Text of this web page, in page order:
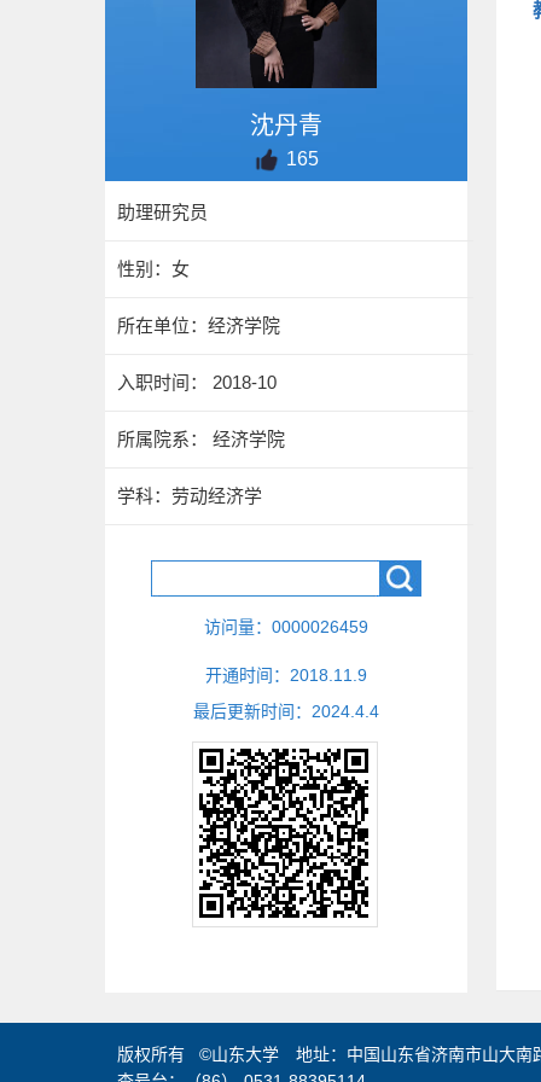
沈丹青
165
助理研究员
性别：女
所在单位：经济学院
入职时间： 2018-10
所属院系： 经济学院
学科：劳动经济学
访问量： 0000026459
开通时间： 2018 11 9
最后更新时间： 2024 4 4
版权所有 ©山东大学 地址：中国山东省济南市山大